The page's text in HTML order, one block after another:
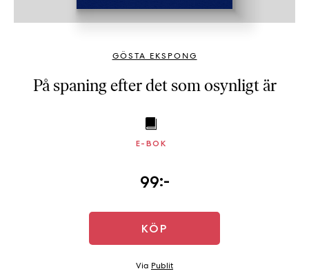
b
k
e
r
n
l
n
e
o
r
På spaning efter det som osynligt är
GÖSTA EKSPONG
99:-
KÖP
Via Publit
E-BOK